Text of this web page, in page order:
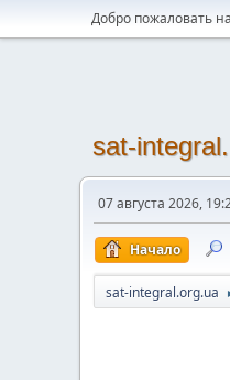
Добро пожаловать на
sat-
07 августа 2026,
Начало
sat-integral.org.ua